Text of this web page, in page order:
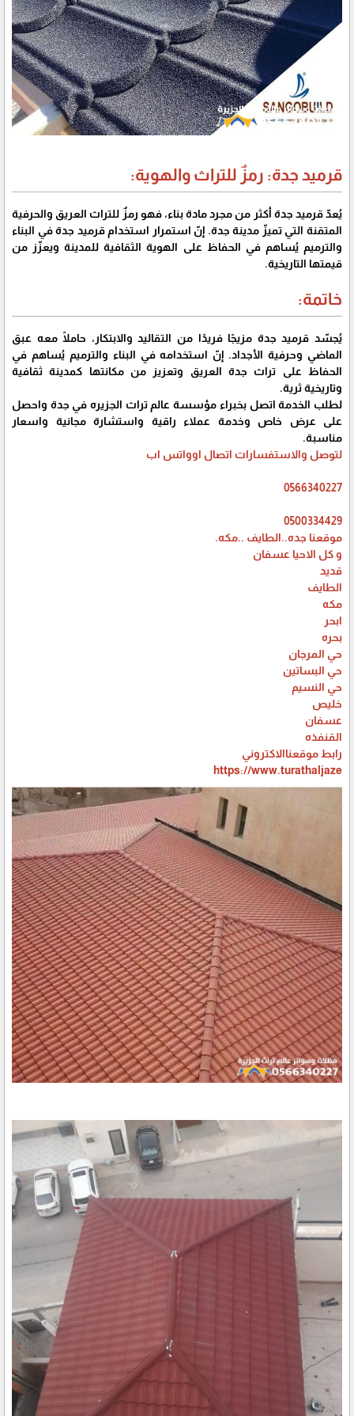
قرميد جدة: رمزٌ للتراث والهوية:
يُعدّ قرميد جدة أكثر من مجرد مادة بناء، فهو رمزٌ للتراث العريق والحرفية
المتقنة التي تميزّ مدينة جدة. إنّ استمرار استخدام قرميد جدة في البناء
والترميم يُساهم في الحفاظ على الهوية الثقافية للمدينة ويعزّز من
قيمتها التاريخية.
خاتمة:
يُجسّد قرميد جدة مزيجًا فريدًا من التقاليد والابتكار، حاملًا معه عبق
الماضي وحرفية الأجداد. إنّ استخدامه في البناء والترميم يُساهم في
الحفاظ على تراث جدة العريق وتعزيز من مكانتها كمدينة ثقافية
وتاريخية ثرية.
لطلب الخدمة اتصل بخبراء مؤسسة عالم تراث الجزيره في جدة واحصل
على عرض خاص وخدمة عملاء راقية واستشارة مجانية واسعار
مناسبة.
لتوصل والاستفسارات اتصال اوواتس اب
0566340227
0500334429
موقعنا جده..الطايف ..مكه.
و كل الاحيا عسفان
قديد
الطايف
مكه
ابحر
بحره
حي المرجان
حي البساتين
حي النسيم
خليص
عسفان
القنفذه
رابط موقعناالاكتروني
https://www.turathaljaze